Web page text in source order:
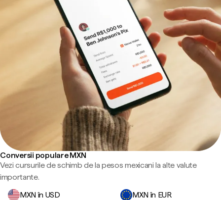
Conversii populare MXN
Vezi cursurile de schimb de la pesos mexicani la alte valute
importante.
MXN în USD
MXN în EUR